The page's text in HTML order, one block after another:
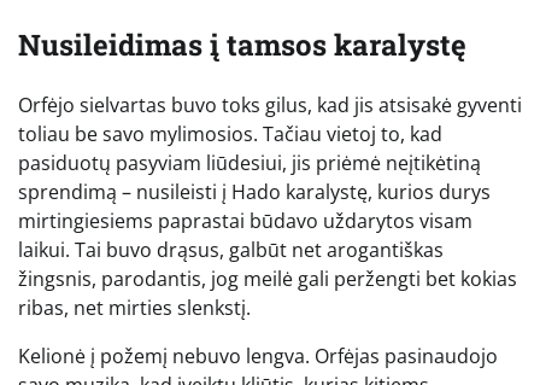
Nusileidimas į tamsos karalystę
Orfėjo sielvartas buvo toks gilus, kad jis atsisakė gyventi
toliau be savo mylimosios. Tačiau vietoj to, kad
pasiduotų pasyviam liūdesiui, jis priėmė neįtikėtiną
sprendimą – nusileisti į Hado karalystę, kurios durys
mirtingiesiems paprastai būdavo uždarytos visam
laikui. Tai buvo drąsus, galbūt net arogantiškas
žingsnis, parodantis, jog meilė gali peržengti bet kokias
ribas, net mirties slenkstį.
Kelionė į požemį nebuvo lengva. Orfėjas pasinaudojo